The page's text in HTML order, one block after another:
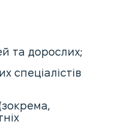
та дорослих;
спеціалістів